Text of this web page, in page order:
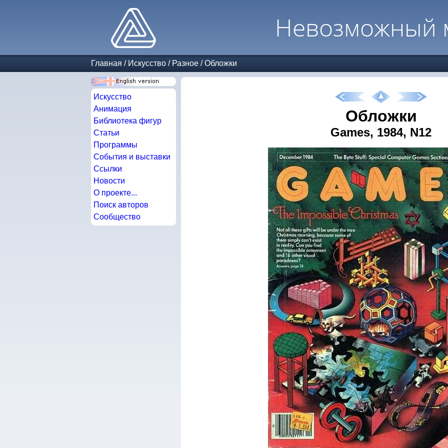
Невозможный
Главная / Искусство / Разное /Обложки
Искусство
Анимация
Библиотека фигур
Статьи
Программы
События и выставки
Ссылки
Новости
О проекте...
Поиск авторов
Сообщество
Обложки
Games, 1984, N12